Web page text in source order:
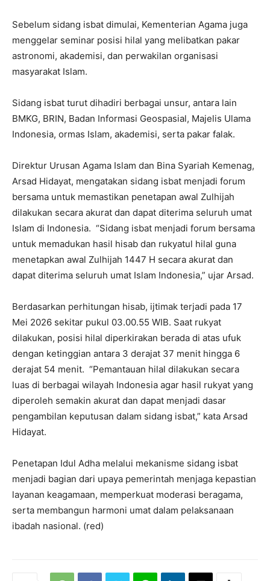
Sebelum sidang isbat dimulai, Kementerian Agama juga
menggelar seminar posisi hilal yang melibatkan pakar
astronomi, akademisi, dan perwakilan organisasi
masyarakat Islam.
Sidang isbat turut dihadiri berbagai unsur, antara lain
BMKG, BRIN, Badan Informasi Geospasial, Majelis Ulama
Indonesia, ormas Islam, akademisi, serta pakar falak.
Direktur Urusan Agama Islam dan Bina Syariah Kemenag,
Arsad Hidayat, mengatakan sidang isbat menjadi forum
bersama untuk memastikan penetapan awal Zulhijah
dilakukan secara akurat dan dapat diterima seluruh umat
Islam di Indonesia. “Sidang isbat menjadi forum bersama
untuk memadukan hasil hisab dan rukyatul hilal guna
menetapkan awal Zulhijah 1447 H secara akurat dan
dapat diterima seluruh umat Islam Indonesia,” ujar Arsad.
Berdasarkan perhitungan hisab, ijtimak terjadi pada 17
Mei 2026 sekitar pukul 03.00.55 WIB. Saat rukyat
dilakukan, posisi hilal diperkirakan berada di atas ufuk
dengan ketinggian antara 3 derajat 37 menit hingga 6
derajat 54 menit. “Pemantauan hilal dilakukan secara
luas di berbagai wilayah Indonesia agar hasil rukyat yang
diperoleh semakin akurat dan dapat menjadi dasar
pengambilan keputusan dalam sidang isbat,” kata Arsad
Hidayat.
Penetapan Idul Adha melalui mekanisme sidang isbat
menjadi bagian dari upaya pemerintah menjaga kepastian
layanan keagamaan, memperkuat moderasi beragama,
serta membangun harmoni umat dalam pelaksanaan
ibadah nasional. (red)